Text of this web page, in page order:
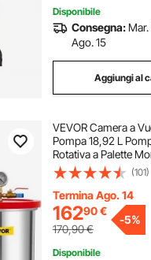
Disponibile
Consegna: Mar.
Ago. 15
Aggiungi al
VEVOR Camera a
Pompa 18,92 L
Rotativa a Palette
L/min Set di Utensili
HVAC 110 V per
Siliconi Degasanti,
Epossidiche
(101)
Termina Ago. 14
16290€
170,90€
-5%
Disponibile